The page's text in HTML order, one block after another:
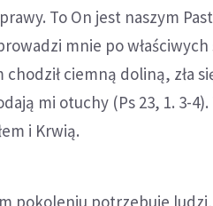
To On jest naszym
mnie po
chodził ciemną doliną, zła
mi otuchy (Ps 23, 1. 3-
i Krwią.
pokoleniu potrzebuje